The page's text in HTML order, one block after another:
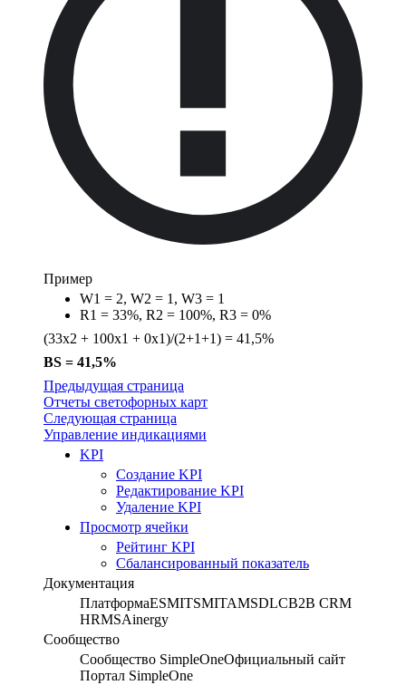
Пример
W1 = 2, W2 = 1, W3 = 1
R1 = 33%, R2 = 100%, R3 = 0%
(33х2 + 100х1 + 0х1)/(2+1+1) = 41,5%
BS = 41,5%
Предыдущая страница
Отчеты светофорных карт
Следующая страница
Управление индикациями
KPI
Создание KPI
Редактирование KPI
Удаление KPI
Просмотр ячейки
Рейтинг KPI
Сбалансированный показатель
Документация
ПлатформаESMITSMITAMSDLCB2B CRM
HRMSAinergy
Сообщество
Сообщество SimpleOneОфициальный сайт
Портал SimpleOne